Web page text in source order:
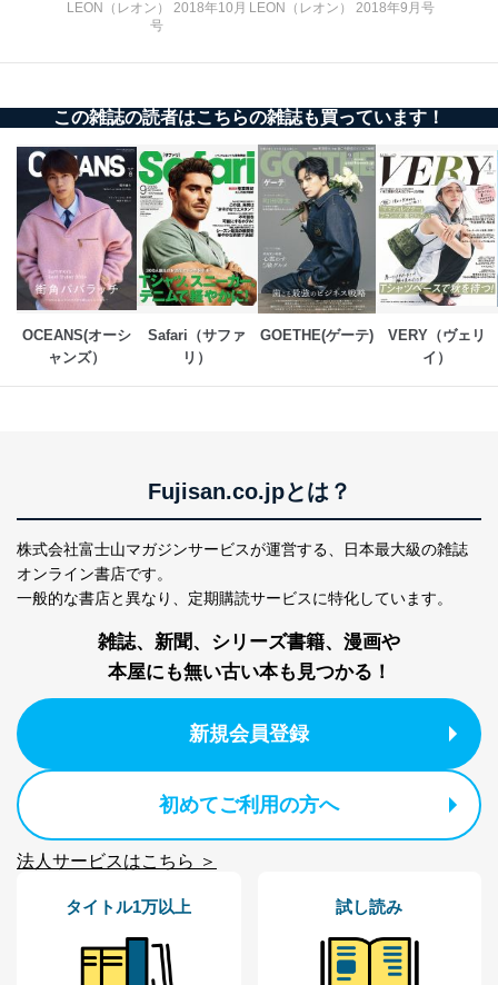
定期購読サービス
等をご利用の方の
ル等による商品、
7
SNS公式アカウン
トに登録された方
の個人情報
お問い合わせ対応、トラブル対
質向上のため
その他当社のプライバシーポリシ
ー等にて公表する利用目的達成の
ため
※上記の利用目的のうちNo.1～5については保有個人デ
ータ（開示対象個人情報）の利用目的であり、下記4.の
開示等のご請求に対応させていただきます。
なお、6、7については、パートナー（提携企業）様又は
各SNS運営会社様にご請求いただきますようお願い致し
ます。
場合であって、本人の同意を得ることが困難であると
き。
公衆衛生の向上または児童の健全な育成の推進のため
とが困難である場合。
国の機関もしくは地方公共団体またはその委託を受け
た者が法令の定める事務を遂行することに対して協力
する必要がある場合であって、本人の同意を得ること
により当該事務の遂行に支障を及ぼすおそれがあると
託・提供する場合、その業務に必要な範囲で委託・提
が、これらに限りません。
トカード決済などの決済代行・料金回収会社、広
提供先：出版社、出版物発売元、卸売会社、販売
店など商品の供給者、梱包会社、配送会社、新聞
LEON（レオン） 2018年10月
号
LEON（レオン） 2018年9月号
この雑誌の読者はこちらの雑誌も買っています！
OCEANS(オーシ
ャンズ）
Safari（サファ
リ）
GOETHE(ゲーテ)
VERY（ヴェリ
イ）
Fujisan.co.jpとは？
株式会社富士山マガジンサービスが運営する、
日本最大級の雑誌
オンライン書店です。
一般的な書店と異なり、 定期購読サービスに特化しています。
雑誌、新聞、シリーズ書籍、漫画や
本屋にも無い古い本も見つかる！
新規会員登録
初めてご利用の方へ
法人サービスはこちら ＞
タイトル1万以上 試し読み